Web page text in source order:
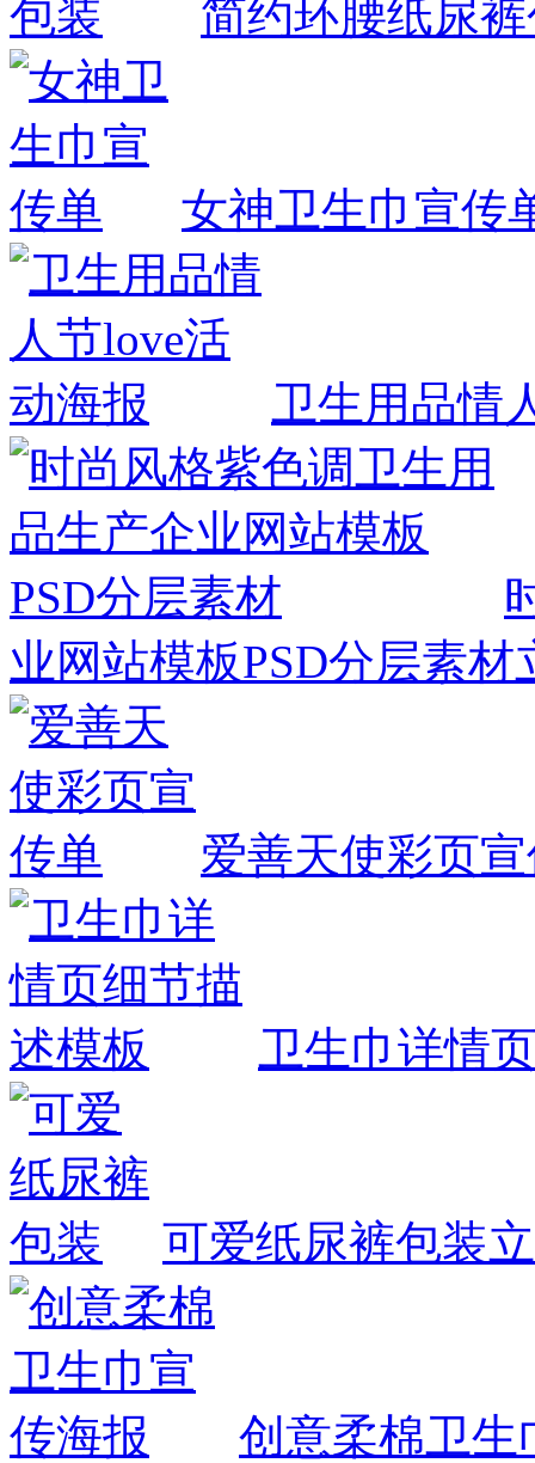
简约环腰纸尿
女神卫生巾宣传
卫生用品情
业网站模板PSD分层素材
爱善天使彩页
卫生巾详情
可爱纸尿裤包装
创意柔棉卫生